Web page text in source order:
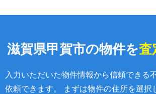
滋賀県甲賀市の物件を査
入力いただいた物件情報から信頼できる
依頼できます。 まずは物件の住所を選択